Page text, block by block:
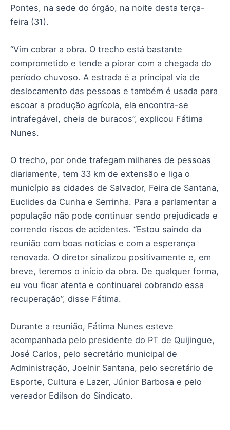
Pontes, na sede do órgão, na noite desta terça-
feira (31).
“Vim cobrar a obra. O trecho está bastante
comprometido e tende a piorar com a chegada do
período chuvoso. A estrada é a principal via de
deslocamento das pessoas e também é usada para
escoar a produção agrícola, ela encontra-se
intrafegável, cheia de buracos”, explicou Fátima
Nunes.
O trecho, por onde trafegam milhares de pessoas
diariamente, tem 33 km de extensão e liga o
município as cidades de Salvador, Feira de Santana,
Euclides da Cunha e Serrinha. Para a parlamentar a
população não pode continuar sendo prejudicada e
correndo riscos de acidentes. “Estou saindo da
reunião com boas notícias e com a esperança
renovada. O diretor sinalizou positivamente e, em
breve, teremos o início da obra. De qualquer forma,
eu vou ficar atenta e continuarei cobrando essa
recuperação”, disse Fátima.
Durante a reunião, Fátima Nunes esteve
acompanhada pelo presidente do PT de Quijingue,
José Carlos, pelo secretário municipal de
Administração, Joelnir Santana, pelo secretário de
Esporte, Cultura e Lazer, Júnior Barbosa e pelo
vereador Edilson do Sindicato.